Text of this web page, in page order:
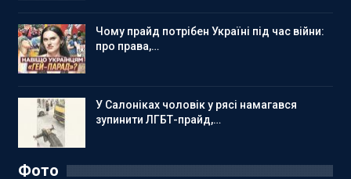
Чому прайд потрібен Україні під час війни:
про права,…
У Салоніках чоловік у рясі намагався
зупинити ЛГБТ-прайд,…
Фото